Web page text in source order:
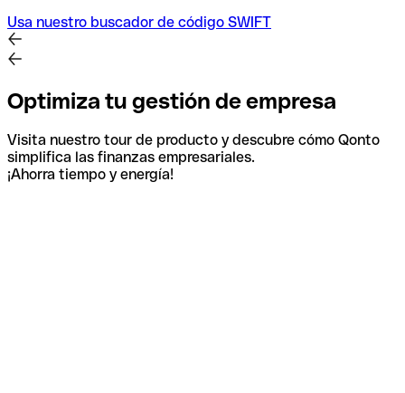
Usa nuestro buscador de código SWIFT
Optimiza tu gestión de empresa
Visita nuestro tour de producto y descubre cómo Qonto
simplifica las finanzas empresariales.
¡Ahorra tiempo y energía!